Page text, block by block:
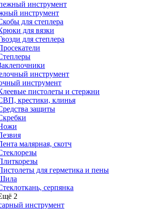
инструмент
для степлера
для вязки
для степлера
инструмент
пистолеты и стержни
крестики, клинья
защиты
малярная, скотч
для герметика и пены
серпянка
2